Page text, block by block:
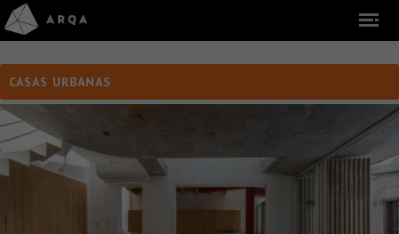
CASAS URBANAS